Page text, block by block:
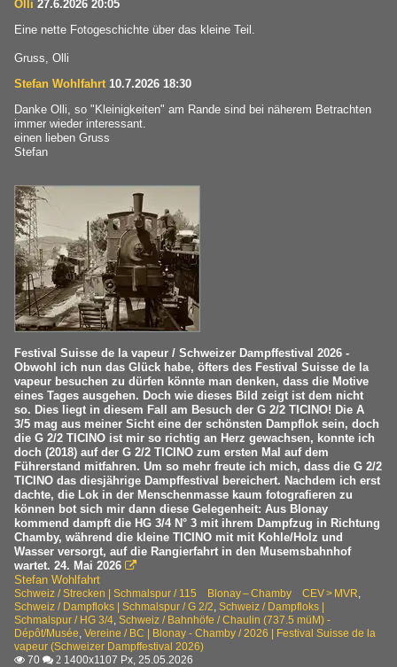
Olli 27.6.2026 20:05
Eine nette Fotogeschichte über das kleine Teil.
Gruss, Olli
Stefan Wohlfahrt 10.7.2026 18:30
Danke Olli, so "Kleinigkeiten" am Rande sind bei näherem Betrachten
immer wieder interessant.
einen lieben Gruss
Stefan
Festival Suisse de la vapeur / Schweizer Dampffestival 2026 -
Obwohl ich nun das Glück habe, öfters des Festival Suisse de la
vapeur besuchen zu dürfen könnte man denken, dass die Motive
eines Tages ausgehen. Doch wie dieses Bild zeigt ist dem nicht
so. Dies liegt in diesem Fall am Besuch der G 2/2 TICINO! Die A
3/5 mag aus meiner Sicht eine der schönsten Dampflok sein, doch
die G 2/2 TICINO ist mir so richtig an Herz gewachsen, konnte ich
doch (2018) auf der G 2/2 TICINO zum ersten Mal auf dem
Führerstand mitfahren. Um so mehr freute ich mich, dass die G 2/2
TICINO das diesjährige Dampffestival bereichert. Nachdem ich erst
dachte, die Lok in der Menschenmasse kaum fotografieren zu
können bot sich mir dann diese Gelegenheit: Aus Blonay
kommend dampft die HG 3/4 N° 3 mit ihrem Dampfzug in Richtung
Chamby, während die kleine TICINO mit mit Kohle/Holz und
Wasser versorgt, auf die Rangierfahrt in den Musemsbahnhof
wartet. 24. Mai 2026 
Stefan Wohlfahrt
Schweiz / Strecken | Schmalspur / 115 Blonay – Chamby CEV > MVR
Schweiz / Dampfloks | Schmalspur / G 2/2 Schweiz / Dampfloks |
Schmalspur / HG 3/4 Schweiz / Bahnhöfe / Chaulin (737.5 müM) -
Dépôt/Musée Vereine / BC | Blonay - Chamby / 2026 | Festival Suisse de la
vapeur (Schweizer Dampffestival 2026)
 70  2 1400x1107 Px, 25.05.2026